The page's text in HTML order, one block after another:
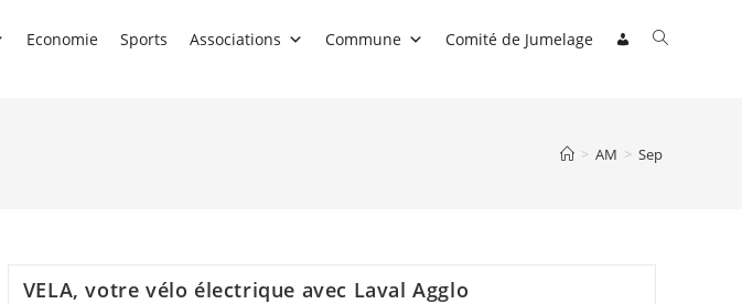
Economie Sports Associations Commune Comité de Jumelage Toggle
> AM > Sep
VELA, votre vélo électrique avec Laval Agglo